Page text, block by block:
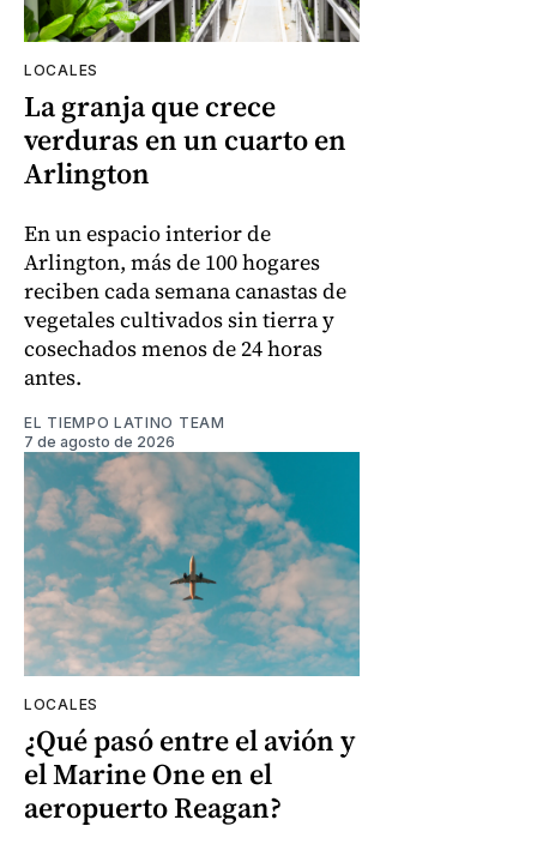
LOCALES
La granja que crece
verduras en un cuarto en
Arlington
En un espacio interior de
Arlington, más de 100 hogares
reciben cada semana canastas de
vegetales cultivados sin tierra y
cosechados menos de 24 horas
antes.
EL TIEMPO LATINO TEAM
7 de agosto de 2026
LOCALES
¿Qué pasó entre el avión y
el Marine One en el
aeropuerto Reagan?